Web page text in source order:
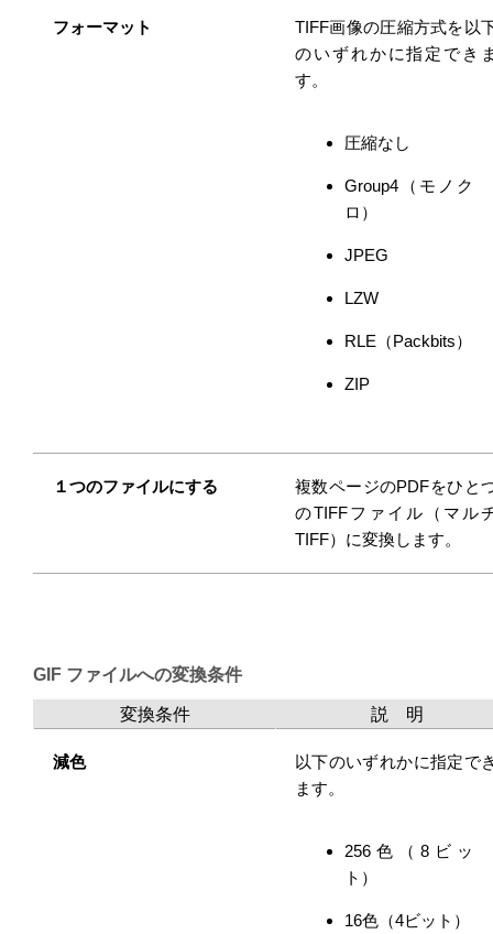
フォーマット
TIFF画像の圧縮方式を以
のいずれかに指定でき
す。
圧縮なし
Group4（モノク
ロ）
JPEG
LZW
RLE（Packbits）
ZIP
１つのファイルにする
複数ページのPDFをひと
のTIFFファイル（マル
TIFF）に変換します。
GIF ファイルへの変換条件
変換条件 説 明
減色
以下のいずれかに指定で
ます。
256色（8ビッ
ト）
16色（4ビット）